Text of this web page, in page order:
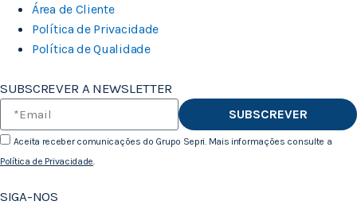
Área de Cliente
Política de Privacidade
Política de Qualidade
SUBSCREVER A NEWSLETTER
Aceita receber comunicações do Grupo Sepri. Mais informações consulte a
Política de Privacidade
SUBSCREVER
SIGA-NOS